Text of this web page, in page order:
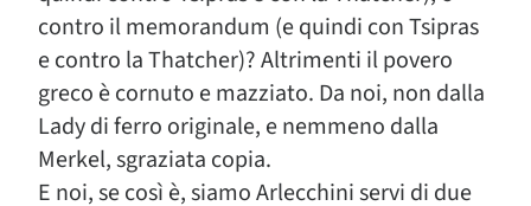
contro il memorandum (e quindi con Tsipras
e contro la Thatcher)? Altrimenti il povero
greco è cornuto e mazziato. Da noi, non dalla
Lady di ferro originale, e nemmeno dalla
Merkel, sgraziata copia.
E noi, se così è, siamo Arlecchini servi di due